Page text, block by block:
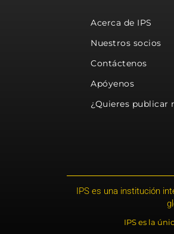
Acerca de IPS
Nuestros socios
Contáctenos
Apóyenos
¿Quieres publicar
IPS es una institución
IPS es la